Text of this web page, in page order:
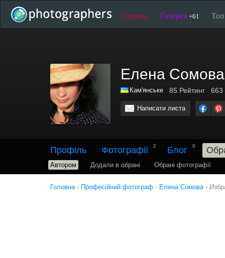
Стрічка Галерея +61
Елена Сомова
Кам'янське 85 Рейтинг 663
Написати листа
Профіль Фотографії 2 Блог 0
Автором Додали в обрані Обрані фотографії
Головна› Професійний фотограф › Елена Сомова›